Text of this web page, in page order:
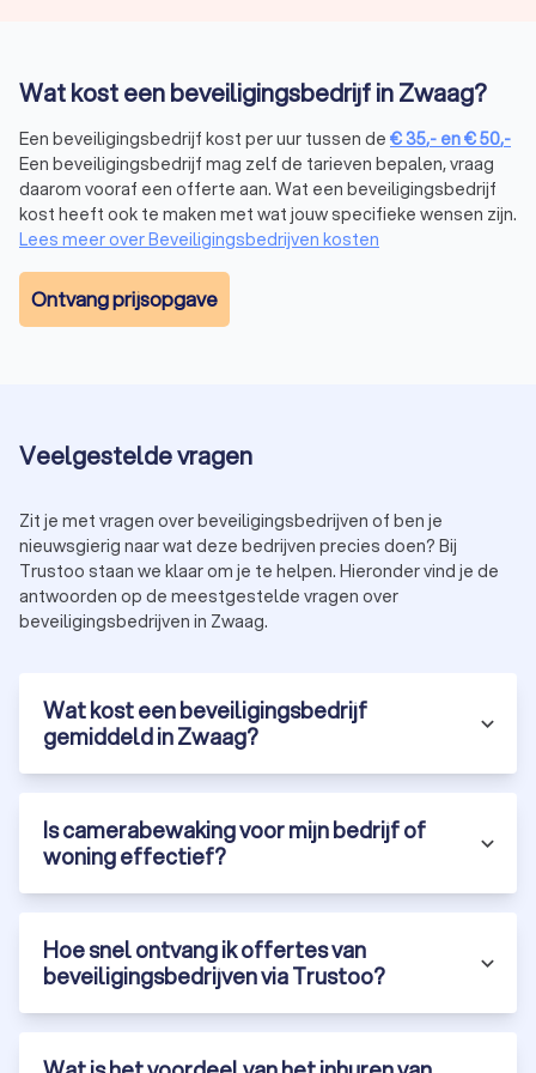
Goedkopere opties bieden niet altijd dezelfde expertise en
technologie. Via Trustoo vraag je snel en makkelijk offertes
aan en vergelijk je beveiligingsbedrijven.
Het proces van beveiliging en bewaking
regelen
Een beveiligingsbedrijf in Zwaag volgt doorgaans een
gestructureerd proces om ervoor te zorgen dat jouw
beveiligingsbehoeften worden vervuld:
Risicoanalyse:een grondige beoordeling van potentiële
Implementatie:na akkoord op het beveiligingsplan
worden de maatregelen uitgevoerd. Dit varieert van de
inzet van beveiligers tot de installatie van technische
beveiligingssystemen.
Evaluatie en onderhoud:regelmatige controles en
omstandigheden.
Door dit proces te volgen, zorgt een beveiligingsbedrijf in
Waarom kiezen voor een professioneel
beveiligingsbedrijf in Zwaag?
Zwaag biedt veel voordelen:
Ervaring:beveiligingsprofessionals beschikken over de
expertise om op diverse situaties in te spelen, van
evenementen tot persoonsbeveiliging.
gebruik van geavanceerde technologieën zoals
Wat kost een beveiligingsbedrijf in Zwaag?
Een beveiligingsbedrijf kost per uur tussen de €35,- en€50,-
Een beveiligingsbedrijf mag zelf de tarieven bepalen, vraag
daarom vooraf een offerte aan. Wat een beveiligingsbedrijf
kost heeft ook te maken met wat jouw specifieke wensen zijn.
Lees meer over Beveiligingsbedrijven kosten
Ontvang prijsopgave
Veelgestelde vragen
Zit je met vragen over beveiligingsbedrijven of ben je
nieuwsgierig naar wat deze bedrijven precies doen? Bij
Trustoo staan we klaar om je te helpen. Hieronder vind je de
antwoorden op de meestgestelde vragen over
beveiligingsbedrijven in Zwaag.
Wat kost een beveiligingsbedrijf
gemiddeld in Zwaag?
Is camerabewaking voor mijn bedrijf of
woning effectief?
Hoe snel ontvang ik offertes van
beveiligingsbedrijven via Trustoo?